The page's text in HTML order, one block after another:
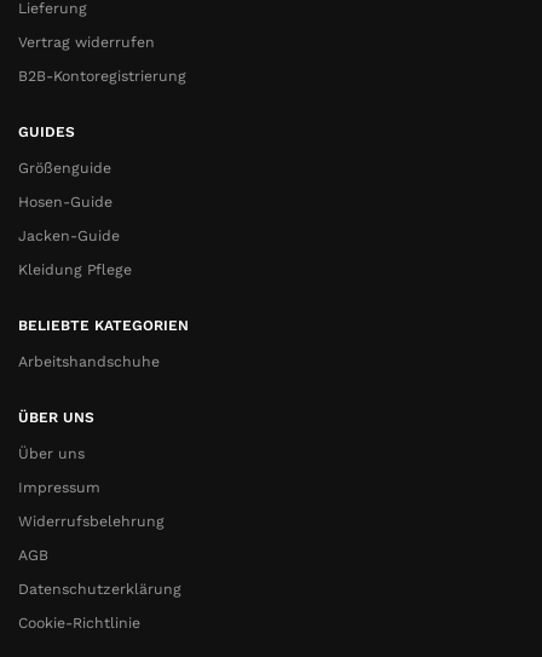
Lieferung
Vertrag widerrufen
B2B-Kontoregistrierung
GUIDES
Größenguide
Hosen-Guide
Jacken-Guide
Kleidung Pflege
BELIEBTE KATEGORIEN
Arbeitshandschuhe
ÜBER UNS
Über uns
Impressum
Widerrufsbelehrung
AGB
Datenschutzerklärung
Cookie-Richtlinie